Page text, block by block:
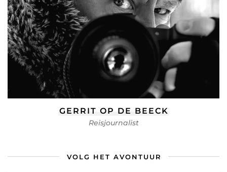
GERRIT OP DE BEECK
Reisjournalist
VOLG HET AVONTUUR